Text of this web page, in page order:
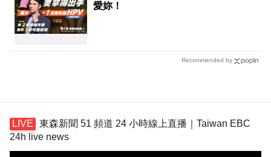
愛妳！
Recommended by
東森新聞 51 頻道 24 小時線上直播｜Taiwan EBC
24h live news